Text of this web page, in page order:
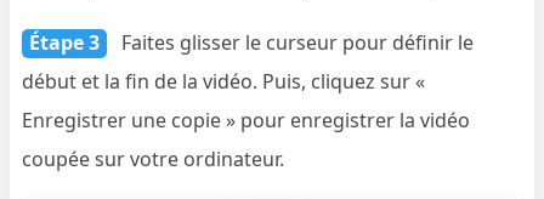
Étape 3
Faites glisser le curseur pour définir le
début et la fin de la vidéo. Puis, cliquez sur «
Enregistrer une copie » pour enregistrer la vidéo
coupée sur votre ordinateur.